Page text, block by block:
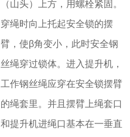
（山头）上方，用螺栓紧固。
穿绳时向上托起安全锁的摆
臂，使β角变小，此时安全钢
丝绳穿过锁体。进入提升机，
工作钢丝绳应穿在安全锁摆臂
的绳套里。并且摆臂上绳套口
和提升机进绳口基本在一垂直